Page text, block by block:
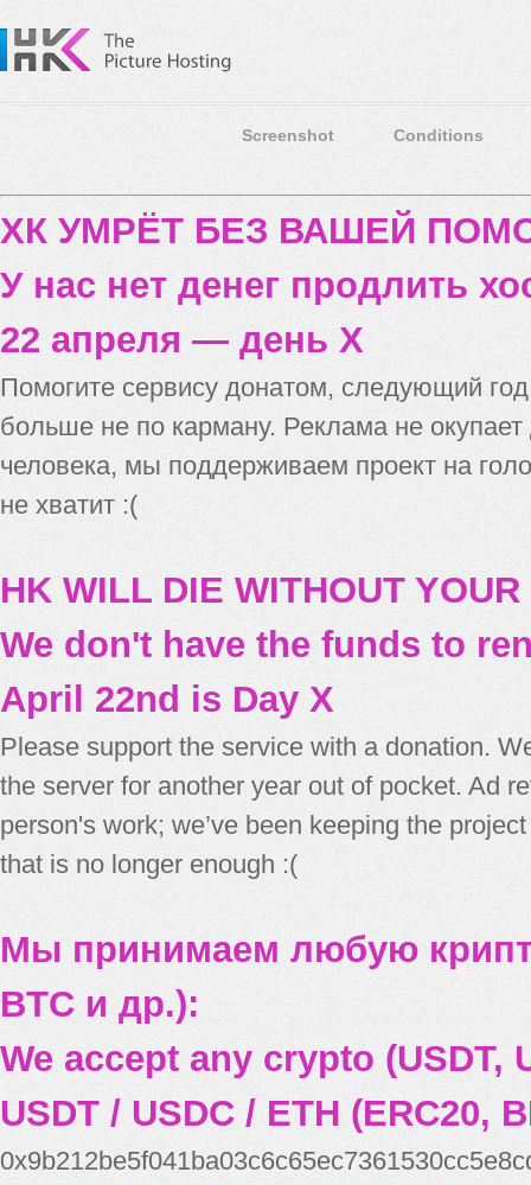
Screenshot Conditions
ХК УМРЁТ БЕЗ ВАШЕЙ
У нас нет денег продлить
22 апреля — день X
Помогите сервису донатом, следующий
больше не по карману. Реклама не
человека, мы поддерживаем проект на
не хватит :(
HK WILL DIE WITHOUT
We don't have the funds to
April 22nd is Day X
Please support the service with a donation.
the server for another year out of pocket. Ad
person's work; we’ve been keeping the
that is no longer enough :(
Мы принимаем любую
BTC и др.):
We accept any crypto (USDT,
USDT / USDC / ETH (ERC20,